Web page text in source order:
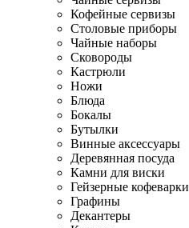
Кофейные сервизы
Столовые приборы
Чайные наборы
Сковороды
Кастрюли
Ножи
Блюда
Бокалы
Бутылки
Винные аксессуары
Деревянная посуда
Камни для виски
Гейзерные кофеварки
Графины
Декантеры